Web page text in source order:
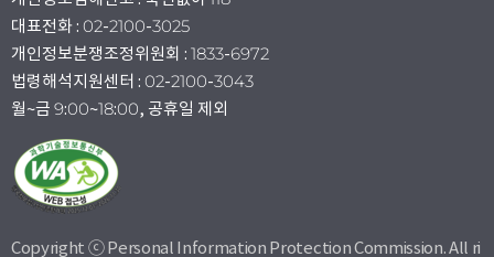
대표전화 : 02-2100-3025
개인정보분쟁조정위원회 : 1833-6972
법령해석지원센터 : 02-2100-3043
월~금 9:00~18:00, 공휴일 제외
Copyright ⓒ Personal Information Protection Commission. All ri